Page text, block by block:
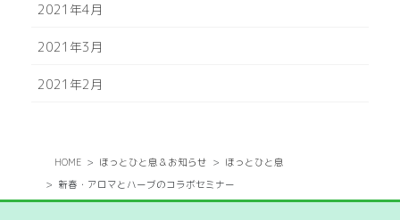
2021年4月
2021年3月
2021年2月
HOME ほっとひと息＆お知らせ
ほっとひと息
新春・アロマとハーブのコラボセミナー